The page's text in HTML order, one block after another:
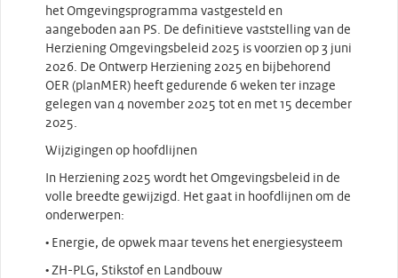
het Omgevingsprogramma vastgesteld en
aangeboden aan PS. De definitieve vaststelling van de
Herziening Omgevingsbeleid 2025 is voorzien op 3 juni
2026. De Ontwerp Herziening 2025 en bijbehorend
OER (planMER) heeft gedurende 6 weken ter inzage
gelegen van 4 november 2025 tot en met 15 december
2025.
Wijzigingen op hoofdlijnen
In Herziening 2025 wordt het Omgevingsbeleid in de
volle breedte gewijzigd. Het gaat in hoofdlijnen om de
onderwerpen:
• Energie, de opwek maar tevens het energiesysteem
• ZH-PLG, Stikstof en Landbouw